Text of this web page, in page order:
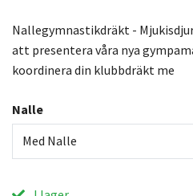
Nallegymnastikdräkt -
att presentera våra nya
koordinera din klubbdräkt me
Nalle
Med Nalle